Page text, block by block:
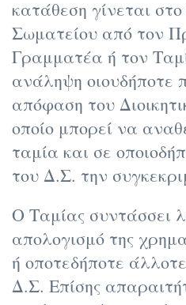
κατάθεση γίνεται
Σωματείου από τον
Γραμματέα ή τον
ανάληψη οιουδήποτε
απόφαση του
οποίο μπορεί να
ταμία και σε
του Δ.Σ. την
Ο Ταμίας συντάσσει
απολογισμό της
ή οποτεδήποτε
Δ.Σ. Επίσης